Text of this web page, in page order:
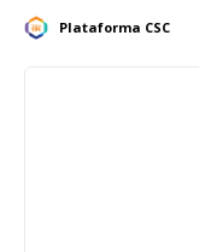
Plataforma CSC